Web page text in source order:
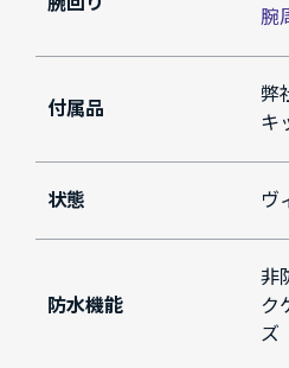
腕
付属品
弊
キ
状態 ヴ
防水機能
非
ク
ズ